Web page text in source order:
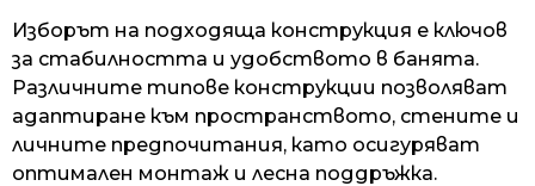
Изборът на подходяща конструкция е ключов
за стабилността и удобството в банята.
Различните типове конструкции позволяват
адаптиране към пространството, стените и
личните предпочитания, като осигуряват
оптимален монтаж и лесна поддръжка.